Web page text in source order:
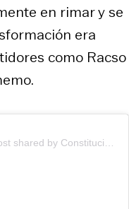
en rimar y se
era
como Racso